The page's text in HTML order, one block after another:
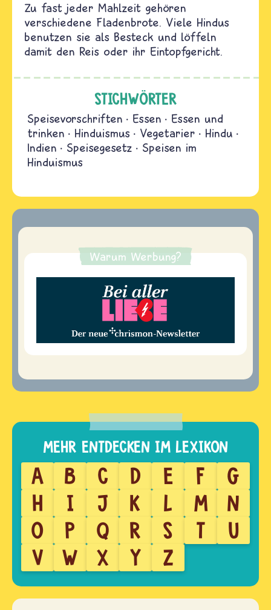
Zu fast jeder Mahlzeit gehören
verschiedene Fladenbrote. Viele Hindus
benutzen sie als Besteck und löffeln
damit den Reis oder ihr Eintopfgericht.
STICHWÖRTER
Speisevorschriften Essen
Essen und
trinken
Hinduismus Vegetarier
Hindu
Indien
Speisegesetz
Speisen im
Hinduismus
Warum Werbung?
A B C D E F
G
H
I J K L M
N
O
P Q R S T
U
V
W X Y Z